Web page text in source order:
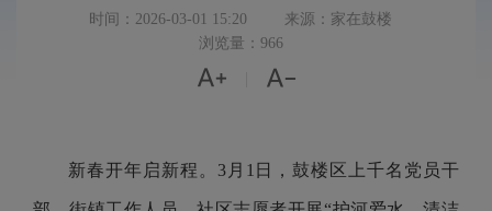
时间：2026-03-01 15:20
来源：家在鼓楼
浏览量：966
 
新春开年启新程。3月1日，鼓楼区上千名党员干